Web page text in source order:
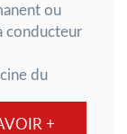
ou
conducteur
du
la+